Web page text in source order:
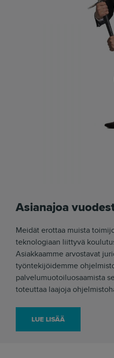
Asianajoa
Meidät erottaa muista
teknologiaan liittyvä
Asiakkaamme arvostavat
työntekijöidemme
palvelumuotoiluosaamista
toteuttaa laajoja
LUE LISÄÄ